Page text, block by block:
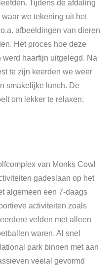
Tijdens de afdaling
we tekening uit het
afbeeldingen van dieren
Het proces hoe deze
haarfijn uitgelegd. Na
te zijn keerden we weer
smakelijke lunch. De
om lekker te relaxen;
van Monks Cowl
gadeslaan op het
algemeen een 7-daags
activiteiten zoals
velden met alleen
waren. Al snel
park binnen met aan
veelal gevormd